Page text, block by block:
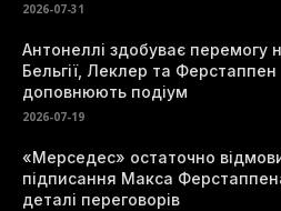
2026-07-31
Антонеллі здобуває перемогу
Бельгії, Леклер та Ферстаппен
доповнюють подіум
2026-07-19
«Мерседес» остаточно
підписання Макса
деталі переговорів